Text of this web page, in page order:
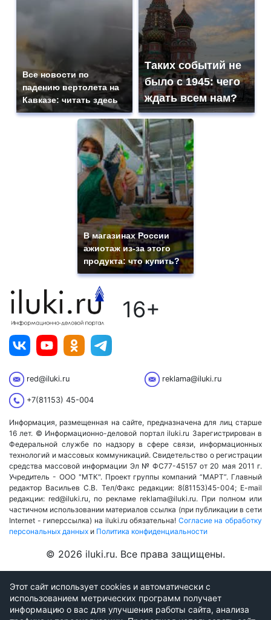
Этот сайт использует cookies и автоматически с
использованием метрических программ получает
информацию о вас для улучшения работы сайта, анализа
Все новости по
падению вертолета на
Кавказе: читать здесь
Таких событий не
было с 1945: чего
ждать всем нам?
В магазинах России
ажиотаж из-за этого
продукта: что купить?
16+
red@iluki.ru reklama@iluki.ru
+7(81153) 45-004
Информация, размещенная на сайте, предназначена для лиц старше
16 лет. © Информационно-деловой портал iluki.ru Зарегистрирован в
Федеральной службе по надзору в сфере связи, информационных
технологий и массовых коммуникаций. Свидетельство о регистрации
средства массовой информации Эл № ФС77-45157 от 20 мая 2011 г.
Учредитель - ООО "МТК". Проект группы компаний “МАРТ”. Главный
редактор Васильев С.В. Тел/Факс редакции: 8(81153)45-004; E-mail
редакции: red@iluki.ru, по рекламе reklama@iluki.ru. При полном или
частичном использовании материалов ссылка (при публикации в сети
Internet - гиперссылка) на iluki.ru обязательна! Согласие на обработку
персональных данных и Политика конфиденциальности
© 2026 iluki.ru. Все права защищены.